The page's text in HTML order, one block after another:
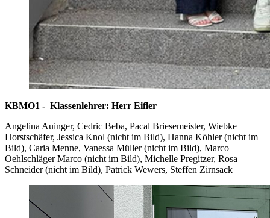
KBMO1 - Klassenlehrer: Herr Eifler
Angelina Auinger, Cedric Beba, Pacal Briesemeister, Wiebke
Horstschäfer, Jessica Knol (nicht im Bild), Hanna Köhler (nicht im
Bild), Caria Menne, Vanessa Müller (nicht im Bild), Marco
Oehlschläger Marco (nicht im Bild), Michelle Pregitzer, Rosa
Schneider (nicht im Bild), Patrick Wewers, Steffen Zirnsack